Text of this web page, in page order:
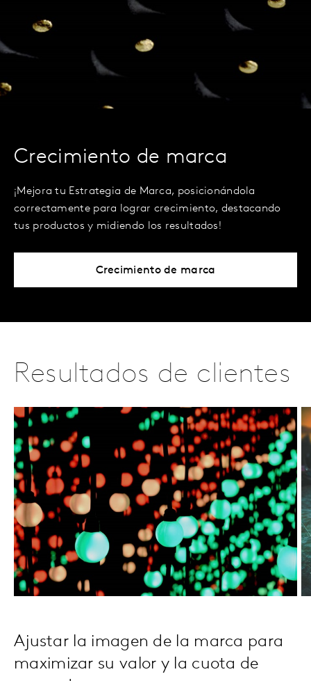
Crecimiento de marca
¡Mejora tu Estrategia de Marca, posicionándola
correctamente para lograr crecimiento, destacando
tus productos y midiendo los resultados!
Crecimiento de marca
Resultados de clientes
Ajustar la imagen de la marca para
maximizar su valor y la cuota de